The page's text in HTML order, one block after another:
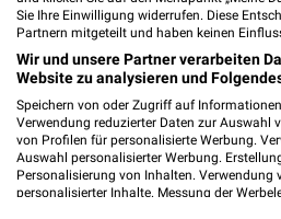
31,9 km
Sie Ihre Einwilligung widerrufen. Diese
Partnern mitgeteilt und haben keinen
Wir und unsere Partner verarbeiten
Website zu analysieren und
Speichern von oder Zugriff auf
Verwendung reduzierter Daten zur Auswahl
von Profilen für personalisierte Werbung.
Auswahl personalisierter Werbung.
Personalisierung von Inhalten. Verwendung
personalisierter Inhalte. Messung der